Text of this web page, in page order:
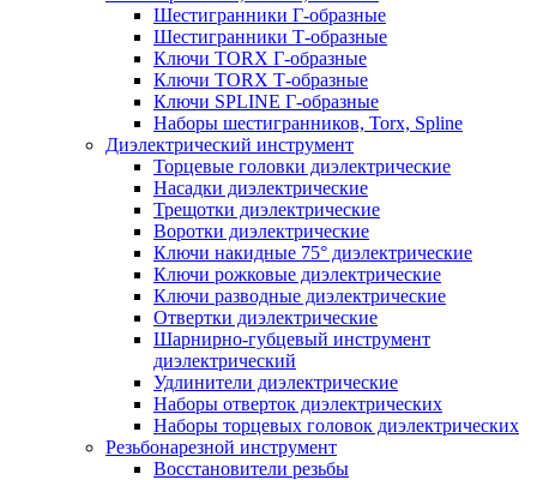
Шестигранники Г-образные
Шестигранники Т-образные
Ключи TORX Г-образные
Ключи TORX Т-образные
Ключи SPLINE Г-образные
Наборы шестигранников, Torx, Spline
Диэлектрический инструмент
Торцевые головки диэлектрические
Насадки диэлектрические
Трещотки диэлектрические
Воротки диэлектрические
Ключи накидные 75° диэлектрические
Ключи рожковые диэлектрические
Ключи разводные диэлектрические
Отвертки диэлектрические
Шарнирно-губцевый инструмент
диэлектрический
Удлинители диэлектрические
Наборы отверток диэлектрических
Наборы торцевых головок диэлектрических
Резьбонарезной инструмент
Восстановители резьбы